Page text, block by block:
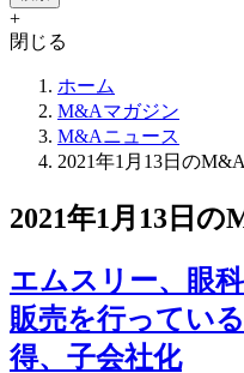
+
閉じる
ホーム
M&Aマガジン
M&Aニュース
2021年1月13日の
2021年1月13日
エムスリー、眼
販売を行ってい
得、子会社化